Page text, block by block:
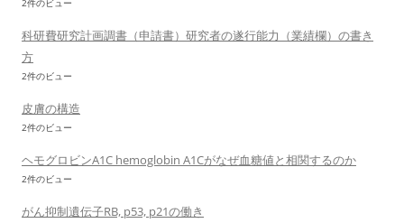
2件のビュー
科研費研究計画調書（申請書）研究者の遂行能力（業績欄）の書き
方
2件のビュー
皮膚の構造
2件のビュー
ヘモグロビンA1C hemoglobin A1Cがなぜ血糖値と相関するのか
2件のビュー
がん抑制遺伝子RB, p53, p21の働き